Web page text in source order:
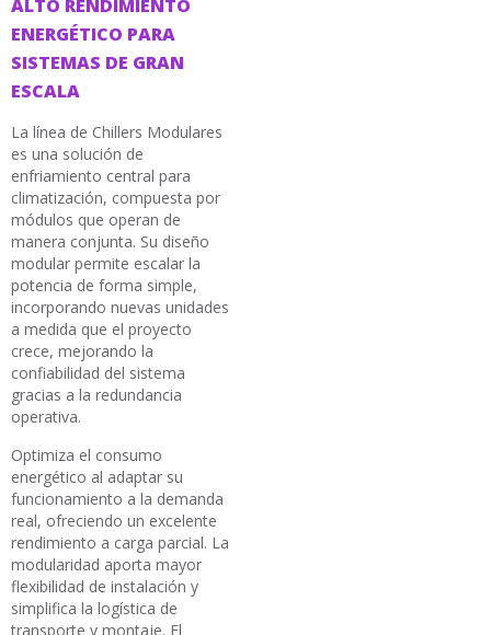
ALTO RENDIMIENTO
ENERGÉTICO PARA
SISTEMAS DE GRAN
ESCALA
La línea de Chillers Modulares
es una solución de
enfriamiento central para
climatización, compuesta por
módulos que operan de
manera conjunta. Su diseño
modular permite escalar la
potencia de forma simple,
incorporando nuevas unidades
a medida que el proyecto
crece, mejorando la
confiabilidad del sistema
gracias a la redundancia
operativa.
Optimiza el consumo
energético al adaptar su
funcionamiento a la demanda
real, ofreciendo un excelente
rendimiento a carga parcial. La
modularidad aporta mayor
flexibilidad de instalación y
simplifica la logística de
transporte y montaje. El